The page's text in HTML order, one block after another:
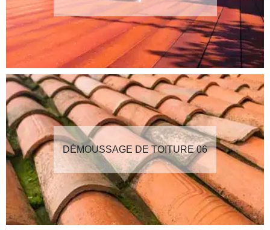
DÉMOUSSAGE DE TOITURE 06